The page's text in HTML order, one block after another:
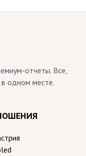
отчеты. Все,
одном месте.